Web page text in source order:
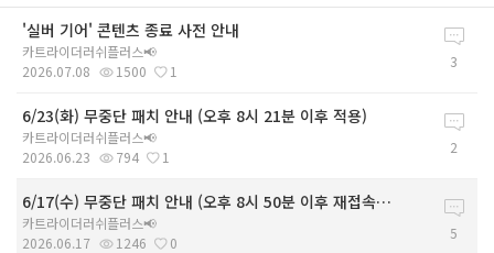
'실버 기어' 콘텐츠 종료 사전 안내
카트라이더러쉬플러스📢
2026.07.08
3
1500 1
6/23(화) 무중단 패치 안내 (오후 8시 21분 이후 적용)
카트라이더러쉬플러스📢
2026.06.23
2
794 1
6/17(수) 무중단 패치 안내 (오후 8시 50분 이후 재접속 시 적용)
카트라이더러쉬플러스📢
2026.06.17
5
1246 0